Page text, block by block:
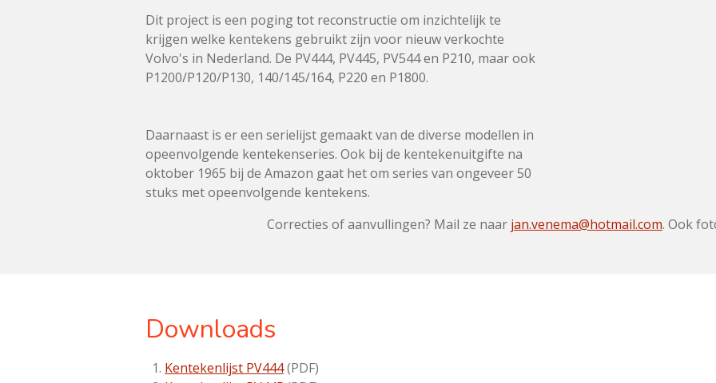
Dit project is een poging tot reconstructie om inzichtelijk te
krijgen welke kentekens gebruikt zijn voor nieuw verkochte
Volvo's in Nederland. De PV444, PV445, PV544 en P210, maar ook
P1200/P120/P130, 140/145/164, P220 en P1800.
Daarnaast is er een serielijst gemaakt van de diverse modellen in
opeenvolgende kentekenseries. Ook bij de kentekenuitgifte na
oktober 1965 bij de Amazon gaat het om series van ongeveer 50
stuks met opeenvolgende kentekens.
Correcties of aanvullingen? Mail ze naar jan.venema@hotmail.com. Ook
Downloads
Kentekenlijst PV444(PDF)